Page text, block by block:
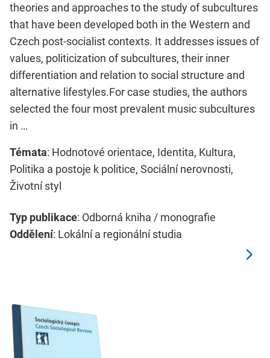
theories and approaches to the study of subcultures
that have been developed both in the Western and
Czech post-socialist contexts. It addresses issues of
values, politicization of subcultures, their inner
differentiation and relation to social structure and
alternative lifestyles.For case studies, the authors
selected the four most prevalent music subcultures
in …
Témata: Hodnotové orientace, Identita, Kultura,
Politika a postoje k politice, Sociální nerovnosti,
Životní styl
Typ publikace: Odborná kniha / monografie
Oddělení: Lokální a regionální studia